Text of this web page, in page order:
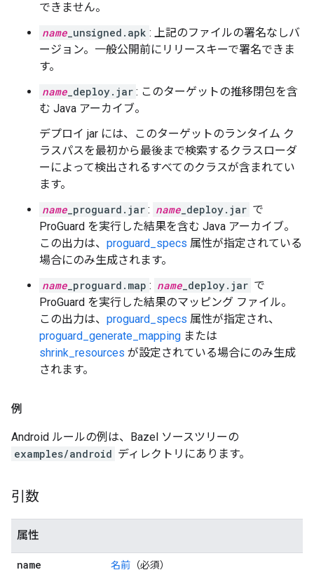
できません。
name _unsigned.apk : 上記のファイルの署名なしバ
ージョン。一般公開前にリリースキーで署名できま
す。
name _deploy.jar : このターゲットの推移閉包を含
む Java アーカイブ。
デプロイ jar には、このターゲットのランタイム ク
ラスパスを最初から最後まで検索するクラスローダ
ーによって検出されるすべてのクラスが含まれてい
ます。
name _proguard.jar : name _deploy.jar で
ProGuard を実行した結果を含む Java アーカイブ。
この出力は、 proguard_specs 属性が指定されている
場合にのみ生成されます。
name _proguard.map : name _deploy.jar で
ProGuard を実行した結果のマッピング ファイル。
この出力は、 proguard_specs 属性が指定され、
proguard_generate_mapping または
shrink_resources が設定されている場合にのみ生成
されます。
例
Android ルールの例は、Bazel ソースツリーの
examples/android ディレクトリにあります。
引数
属性
name 名前 （必須）